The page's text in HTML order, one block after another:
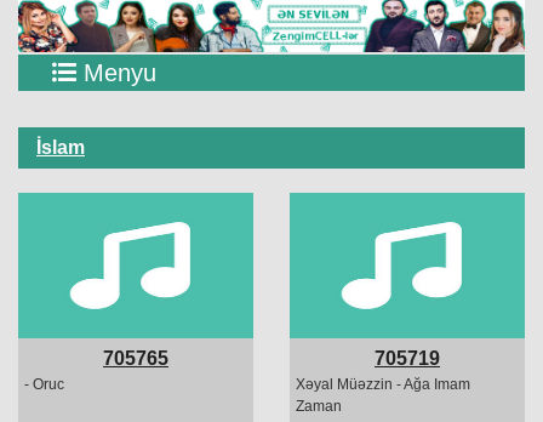
Menyu
İslam
705765
- Oruc
705719
Xəyal Müəzzin - Ağa Imam
Zaman